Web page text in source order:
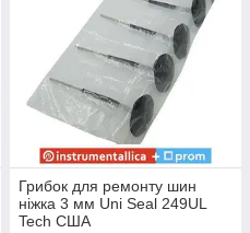
з покришкою
клей
гриб, гриби ремонтні,
грибок для ремонту
seal, ремонтний
для ремонту шин.
для ремонту
для шиномонтажа,
Грибок для ремонту шин
ніжка 3 мм Uni Seal 249UL
Tech США